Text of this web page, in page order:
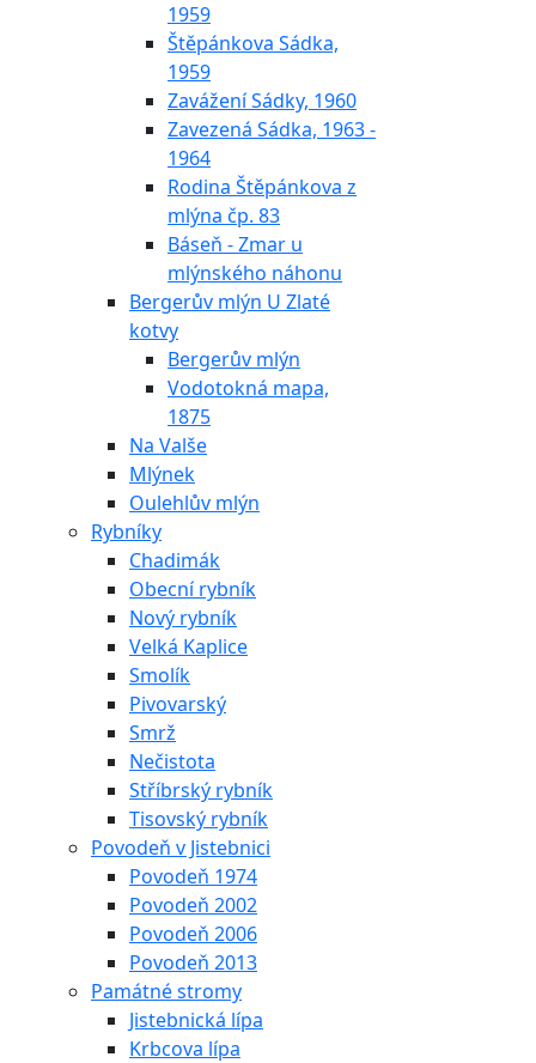
1959
Štěpánkova Sádka,
1959
Zavážení Sádky, 1960
Zavezená Sádka, 1963 -
1964
Rodina Štěpánkova z
mlýna čp. 83
Báseň - Zmar u
mlýnského náhonu
Bergerův mlýn U Zlaté
kotvy
Bergerův mlýn
Vodotokná mapa,
1875
Na Valše
Mlýnek
Oulehlův mlýn
Rybníky
Chadimák
Obecní rybník
Nový rybník
Velká Kaplice
Smolík
Pivovarský
Smrž
Nečistota
Stříbrský rybník
Tisovský rybník
Povodeň v Jistebnici
Povodeň 1974
Povodeň 2002
Povodeň 2006
Povodeň 2013
Památné stromy
Jistebnická lípa
Krbcova lípa